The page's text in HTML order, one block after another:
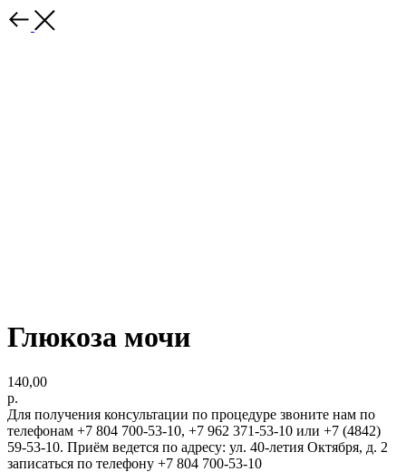
Глюкоза мочи
140,00
р.
Для получения консультации по процедуре звоните нам по
телефонам +7 804 700-53-10, +7 962 371-53-10 или +7 (4842)
59-53-10. Приём ведется по адресу: ул. 40-летия Октября, д. 2
записаться по телефону +7 804 700-53-10